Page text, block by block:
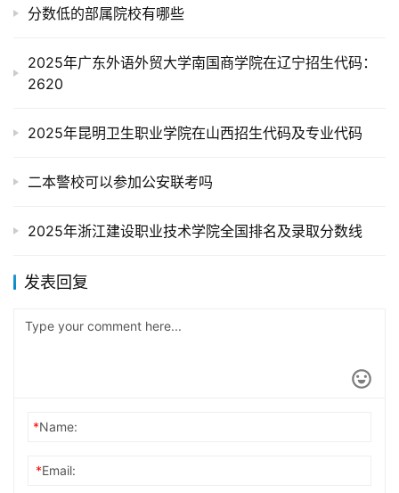
分数低的部属院校有哪些
2025年广东外语外贸大学南国商学院在辽宁招生代码：
2620
2025年昆明卫生职业学院在山西招生代码及专业代码
二本警校可以参加公安联考吗
2025年浙江建设职业技术学院全国排名及录取分数线
发表回复
*Name:
*Email: